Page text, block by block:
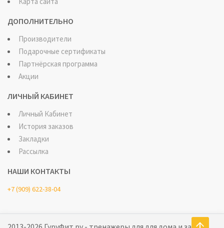
ДОПОЛНИТЕЛЬНО
Производители
Подарочные сертификаты
Партнёрская программа
Акции
ЛИЧНЫЙ КАБИНЕТ
Личный Кабинет
История заказов
Закладки
Рассылка
НАШИ КОНТАКТЫ
+7 (909) 622-38-04